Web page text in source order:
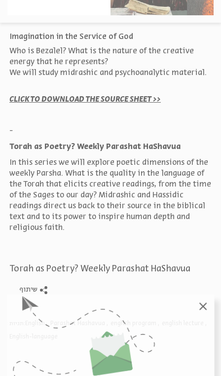
Imagination in the Service of God
Who is Bezalel? What is the nature of the creative
energy that he represents?
We will study midrashic and psychoanalytic material.
CLICK TO DOWNLOAD THE SOURCE SHEET >>
-
Torah as Poetry? Weekly Parashat HaShavua
In this series we will explore poetic dimensions of the
weekly Parsha. What is the quality in the language of
the Torah that elicits creative readings, from the time
of the Sages to our day? Midrashic and Hassidic
readings direct us back to their source in the biblical
text and to its power to inspire human depth and
religious faith.
Torah as Poetry? Weekly Parashat HaShavua
שיתוף
English Parashat Hashavua english program
סגור